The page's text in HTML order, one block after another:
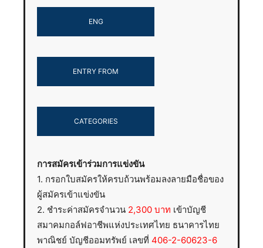
ENG
ENTRY FROM
CATEGORIES
การสมัครเข้าร่วมการแข่งขัน
1. กรอกใบสมัครให้ครบถ้วนพร้อมลงลายมือชื่อของ
ผู้สมัครเข้าแข่งขัน
2. ชำระค่าสมัครจำนวน 2,300 บาท เข้าบัญชี
สมาคมกอล์ฟอาชีพแห่งประเทศไทย ธนาคารไทย
พาณิชย์ บัญชีออมทรัพย์ เลขที่ 406-2-60623-6